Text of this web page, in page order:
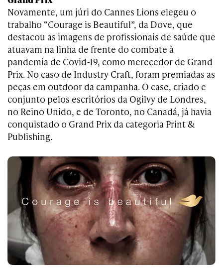
Novamente, um júri do Cannes Lions elegeu o
trabalho “Courage is Beautiful”, da Dove, que
destacou as imagens de profissionais de saúde que
atuavam na linha de frente do combate à
pandemia de Covid-19, como merecedor de Grand
Prix. No caso de Industry Craft, foram premiadas as
peças em outdoor da campanha. O case, criado e
conjunto pelos escritórios da Ogilvy de Londres,
no Reino Unido, e de Toronto, no Canadá, já havia
conquistado o Grand Prix da categoria Print &
Publishing.